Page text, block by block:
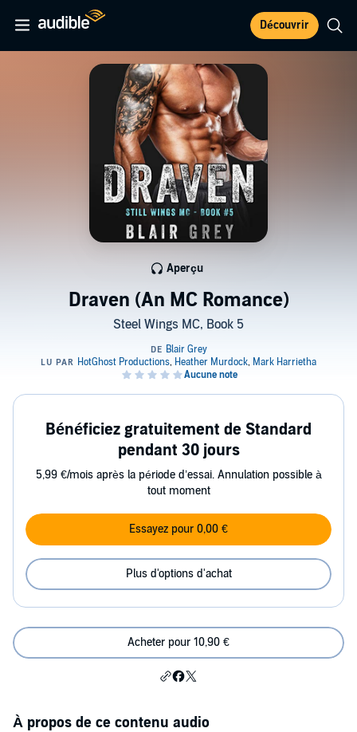
Découvrir
Draven (An MC Romance)
Steel Wings MC, Book 5
Aperçu
Bénéficiez gratuitement de Standard
pendant 30 jours
5,99 €/mois après la période d’essai. Annulation possible à
tout moment
Essayez pour 0,00 €
Plus d'options d'achat
Acheter pour 10,90 €
À propos de ce contenu audio